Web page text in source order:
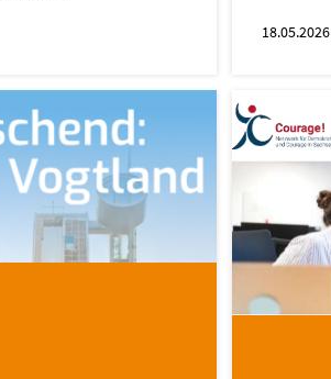
18.05.2026